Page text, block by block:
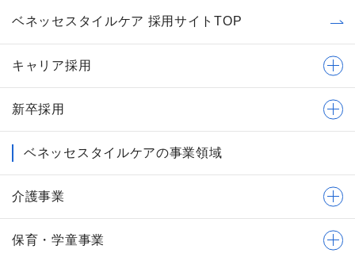
ベネッセスタイルケア 採用サイトTOP
キャリア採用
新卒採用
ベネッセスタイルケアの事業領域
介護事業
保育・学童事業